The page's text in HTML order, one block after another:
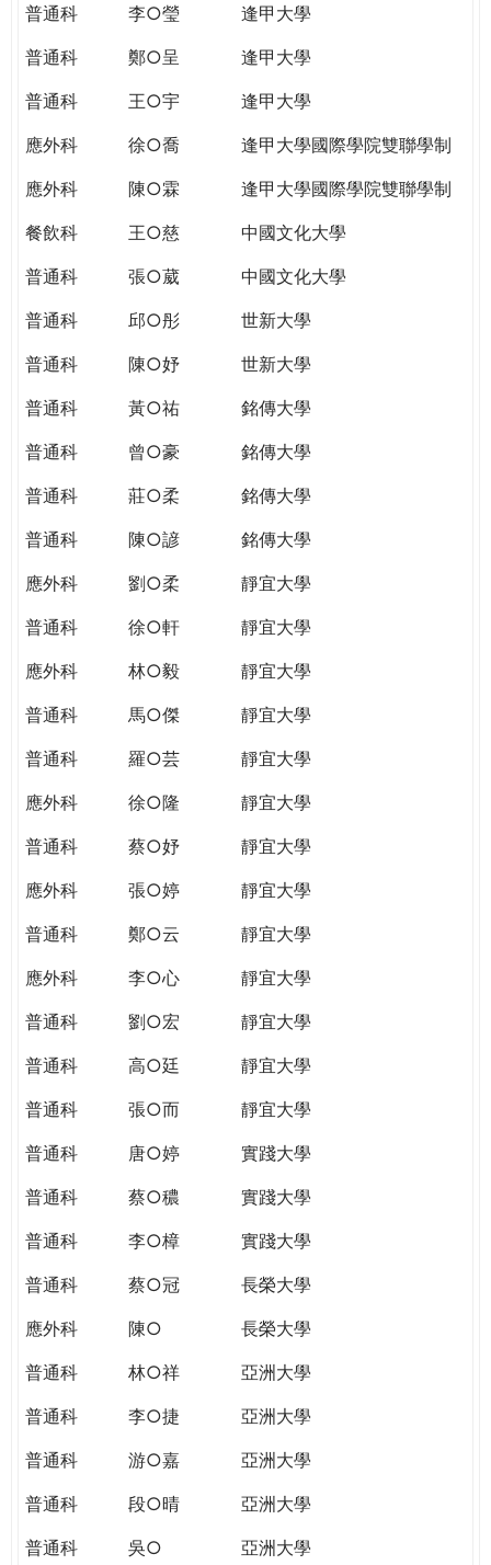
普通科
李○瑩
逢甲大學
普通科
鄭○呈
逢甲大學
普通科
王○宇
逢甲大學
應外科
徐○喬
逢甲大學國際學院雙聯學制
應外科
陳○霖
逢甲大學國際學院雙聯學制
餐飲科
王○慈
中國文化大學
普通科
張○葳
中國文化大學
普通科
邱○彤
世新大學
普通科
陳○妤
世新大學
普通科
黃○祐
銘傳大學
普通科
曾○豪
銘傳大學
普通科
莊○柔
銘傳大學
普通科
陳○諺
銘傳大學
應外科
劉○柔
靜宜大學
普通科
徐○軒
靜宜大學
應外科
林○毅
靜宜大學
普通科
馬○傑
靜宜大學
普通科
羅○芸
靜宜大學
應外科
徐○隆
靜宜大學
普通科
蔡○妤
靜宜大學
應外科
張○婷
靜宜大學
普通科
鄭○云
靜宜大學
應外科
李○心
靜宜大學
普通科
劉○宏
靜宜大學
普通科
高○廷
靜宜大學
普通科
張○而
靜宜大學
普通科
唐○婷
實踐大學
普通科
蔡○穠
實踐大學
普通科
李○樟
實踐大學
普通科
蔡○冠
長榮大學
應外科
陳○
長榮大學
普通科
林○祥
亞洲大學
普通科
李○捷
亞洲大學
普通科
游○嘉
亞洲大學
普通科
段○晴
亞洲大學
普通科
吳○ 亞洲大學